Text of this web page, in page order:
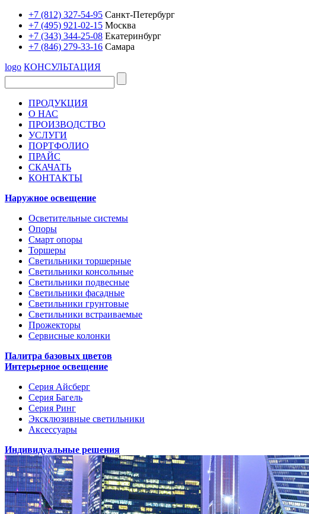
+7 (812) 327-54-95 Санкт-Петербург
+7 (495) 921-02-15 Москва
+7 (343) 344-25-08 Екатеринбург
+7 (846) 279-33-16 Самара
logo КОНСУЛЬТАЦИЯ
ПРОДУКЦИЯ
О НАС
ПРОИЗВОДСТВО
УСЛУГИ
ПОРТФОЛИО
ПРАЙС
СКАЧАТЬ
КОНТАКТЫ
Наружное освещение
Осветительные системы
Опоры
Смарт опоры
Торшеры
Светильники торшерные
Светильники консольные
Светильники подвесные
Светильники фасадные
Светильники грунтовые
Светильники встраиваемые
Прожекторы
Сервисные колонки
Палитра базовых цветов
Интерьерное освещение
Серия Айсберг
Серия Багель
Серия Ринг
Эксклюзивные светильники
Аксессуары
Индивидуальные решения